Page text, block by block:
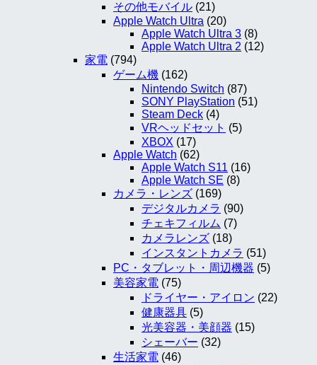
その他モバイル (21)
Apple Watch Ultra (20)
Apple Watch Ultra 3 (8)
Apple Watch Ultra 2 (12)
家電 (794)
ゲーム機 (162)
Nintendo Switch (87)
SONY PlayStation (51)
Steam Deck (4)
VRヘッドセット (5)
XBOX (17)
Apple Watch (62)
Apple Watch S11 (16)
Apple Watch SE (8)
カメラ・レンズ (169)
デジタルカメラ (90)
チェキフィルム (7)
カメラレンズ (18)
インスタントカメラ (51)
PC・タブレット・周辺機器 (5)
美容家電 (75)
ドライヤー・アイロン (22)
健康器具 (5)
光美容器・美顔器 (15)
シェーバー (32)
生活家電 (46)